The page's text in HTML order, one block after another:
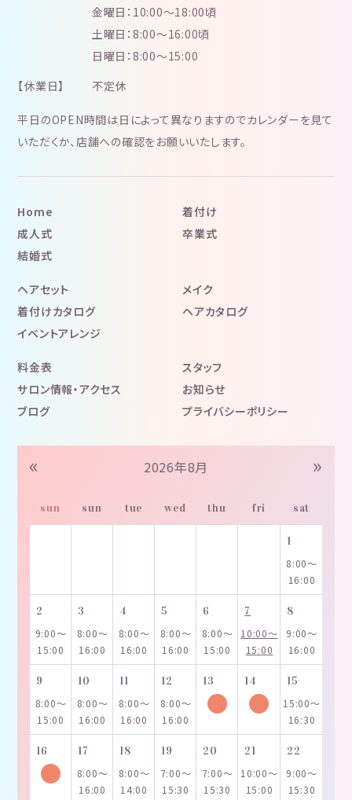
金曜日：10:00～18:00頃
土曜日：8:00～16:00頃
日曜日：8:00～15:00
【休業日】
不定休
平日のOPEN時間は日によって異なりますのでカレンダーを見て
いただくか、店舗への確認をお願いいたします。
Home
着付け
成人式
卒業式
結婚式
ヘアセット
メイク
着付けカタログ
ヘアカタログ
イベントアレンジ
料金表
スタッフ
サロン情報・アクセス
お知らせ
ブログ
プライバシーポリシー
« 2026年8月 »
sun sun tue wed thu fri sat
1
8:00～
16:00
2
9:00～
15:00
3
8:00～
16:00
4
8:00～
16:00
5
8:00～
16:00
6
8:00～
15:00
7
10:00～
15:00
8
9:00～
16:00
9
8:00～
15:00
10
8:00～
16:00
11
8:00～
16:00
12
8:00～
16:00
13 14
15
15:00～
16:30
16
17
8:00～
16:00
18
8:00～
14:00
19
7:00～
15:30
20
7:00～
15:30
21
10:00～
15:00
22
9:00～
15:30